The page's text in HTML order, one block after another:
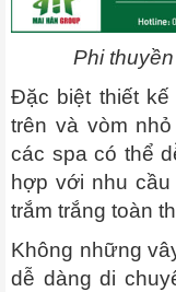
Phi
Đặc biệt thiết
trên và vòm
các spa có thể
hợp với nhu
trắm trắng toàn
Không những
dễ dàng di